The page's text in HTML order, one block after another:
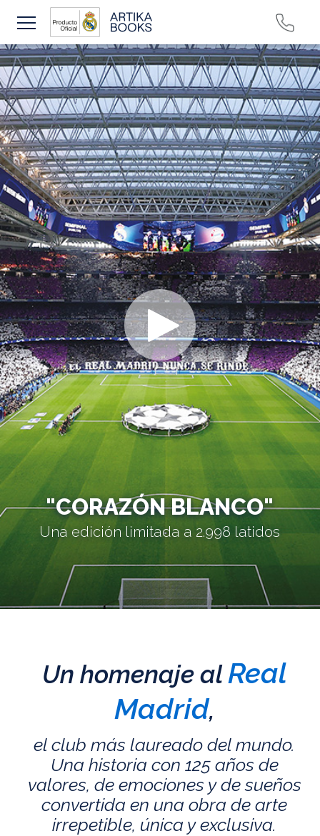
"CORAZÓN BLANCO"
Una edición limitada a 2.998 latidos
Un homenaje alReal
Madrid,
el club más laureado del mundo.
Una historia con 125 años de
valores, de emociones y de sueños
convertida en una obra de arte
irrepetible, única y exclusiva.